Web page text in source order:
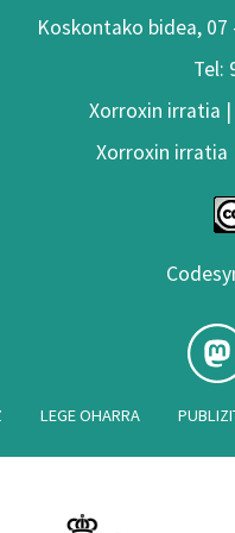
Koskontako bidea, 07
Tel:
Xorroxin irratia |
Xorroxin irratia
LEGE OHARRA